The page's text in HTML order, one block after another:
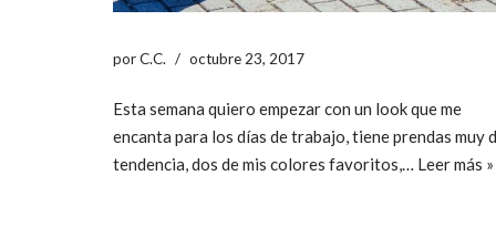
porC.C. octubre 23, 2017
Esta semana quiero empezar con un look que me
encanta para los días de trabajo, tiene prendas muy
tendencia, dos de mis colores favoritos,… Leer más »